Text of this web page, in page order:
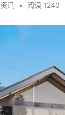
资讯 • 阅读 1240